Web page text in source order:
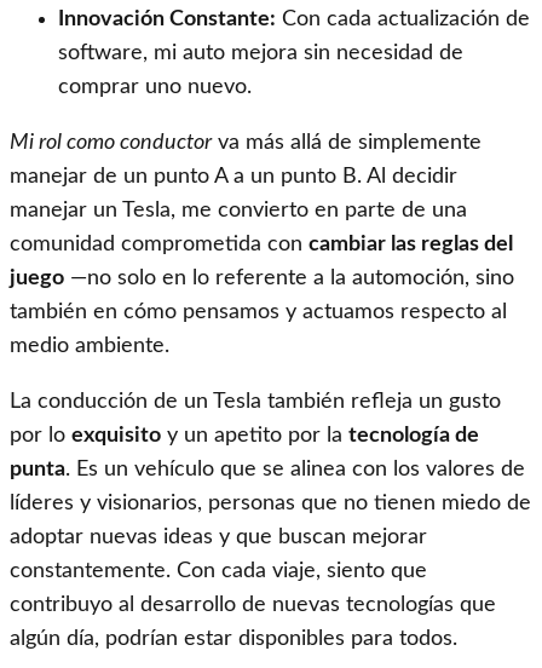
Innovación Constante: Con cada actualización de
software, mi auto mejora sin necesidad de
comprar uno nuevo.
Mi rol como conductorva más allá de simplemente
manejar de un punto A a un punto B. Al decidir
manejar un Tesla, me convierto en parte de una
comunidad comprometida con cambiar las reglas del
juego —no solo en lo referente a la automoción, sino
también en cómo pensamos y actuamos respecto al
medio ambiente.
La conducción de un Tesla también refleja un gusto
por lo exquisito y un apetito por la tecnología de
punta. Es un vehículo que se alinea con los valores de
líderes y visionarios, personas que no tienen miedo de
adoptar nuevas ideas y que buscan mejorar
constantemente. Con cada viaje, siento que
contribuyo al desarrollo de nuevas tecnologías que
algún día, podrían estar disponibles para todos.